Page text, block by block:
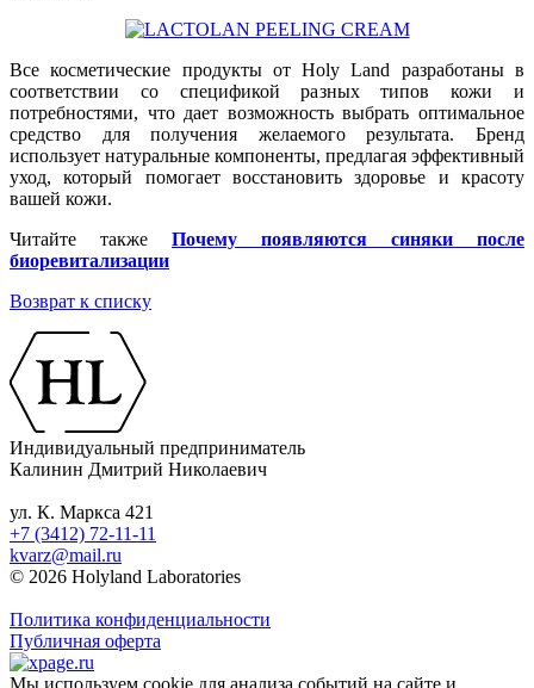
Все косметические продукты от Holy Land разработаны в
соответствии со спецификой разных типов кожи и
потребностями, что дает возможность выбрать оптимальное
средство для получения желаемого результата. Бренд
использует натуральные компоненты, предлагая эффективный
уход, который помогает восстановить здоровье и красоту
вашей кожи.
Читайте также Почему появляются синяки после
биоревитализации
Возврат к списку
Индивидуальный предприниматель
Калинин Дмитрий Николаевич
ул. К. Маркса 421
+7 (3412) 72-11-11
kvarz@mail.ru
© 2026 Holyland Laboratories
Политика конфиденциальности
Публичная оферта
Мы используем cookie для анализа событий на сайте и